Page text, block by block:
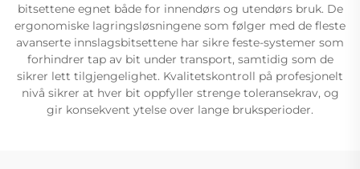
bitsettene egnet både for innendørs og utendørs bruk. De
ergonomiske lagringsløsningene som følger med de fleste
avanserte innslagsbitsettene har sikre feste-systemer som
forhindrer tap av bit under transport, samtidig som de
sikrer lett tilgjengelighet. Kvalitetskontroll på profesjonelt
nivå sikrer at hver bit oppfyller strenge toleransekrav, og
gir konsekvent ytelse over lange bruksperioder.